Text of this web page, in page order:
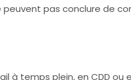
pas conclure de
à temps plein, en CDD ou